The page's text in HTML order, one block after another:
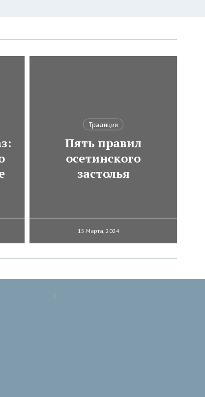
Традиции
Пять правил
осетинского
застолья
15 Марта, 2024